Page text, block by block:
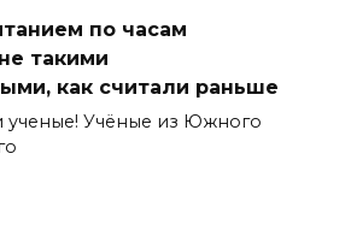
по часам
такими
как считали раньше
ученые! Учёные из Южного